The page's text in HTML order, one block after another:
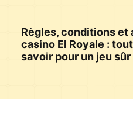
Règles, conditions
casino El Royale :
savoir pour un jeu